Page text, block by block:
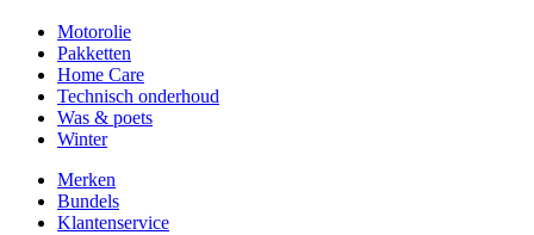
Motorolie
Pakketten
Home Care
Technisch onderhoud
Was & poets
Winter
Merken
Bundels
Klantenservice